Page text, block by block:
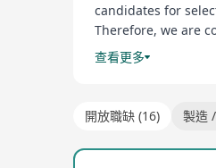
candidates for
Therefore, we are
Shipping,
Retailing etc.
東立人事顧問是一間
因此，我們有信心在
務，零售等等。
查看更多
開放職缺 (16) 製造